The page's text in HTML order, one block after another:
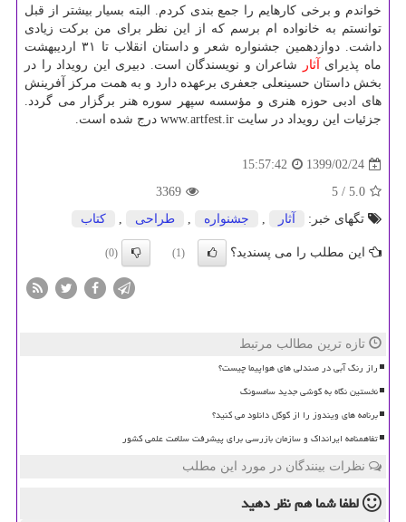
خواندم و برخی کارهایم را جمع بندی کردم. البته بسیار بیشتر از قبل
توانستم به خانواده ام برسم که از این نظر برای من برکت زیادی
داشت. دوازدهمین جشنواره شعر و داستان انقلاب تا ۳۱ اردیبهشت
ماه پذیرای آثار
شاعران و نویسندگان است. دبیری این رویداد را در
بخش داستان حسینعلی جعفری برعهده دارد و به همت مرکز آفرینش
های ادبی حوزه هنری و مؤسسه سپهر سوره هنر برگزار می گردد.
جزئیات این رویداد در سایت www.artfest.ir درج شده است.
1399/02/24
15:57:42
5.0
/ 5
3369
تگهای خبر:
آثار , جشنواره , طراحی , كتاب
این مطلب را می پسندید؟ (1)
(0)
تازه ترین مطالب مرتبط
راز رنگ آبی در صندلی های هواپیما چیست؟
نخستین نگاه به گوشی جدید سامسونگ
برنامه های ویندوز را از گوگل دانلود می کنید؟
تفاهمنامه ایرانداک و سازمان بازرسی برای پیشرفت سلامت علمی کشور
نظرات بینندگان در مورد این مطلب
لطفا شما همنظر دهید